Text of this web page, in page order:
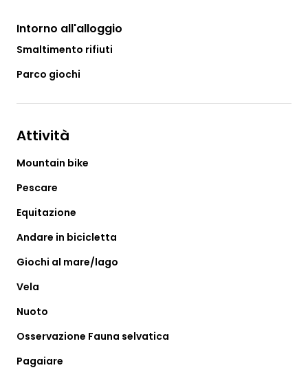
Intorno all'alloggio
Smaltimento rifiuti
Parco giochi
Attività
Mountain bike
Pescare
Equitazione
Andare in bicicletta
Giochi al mare/lago
Vela
Nuoto
Osservazione Fauna selvatica
Pagaiare